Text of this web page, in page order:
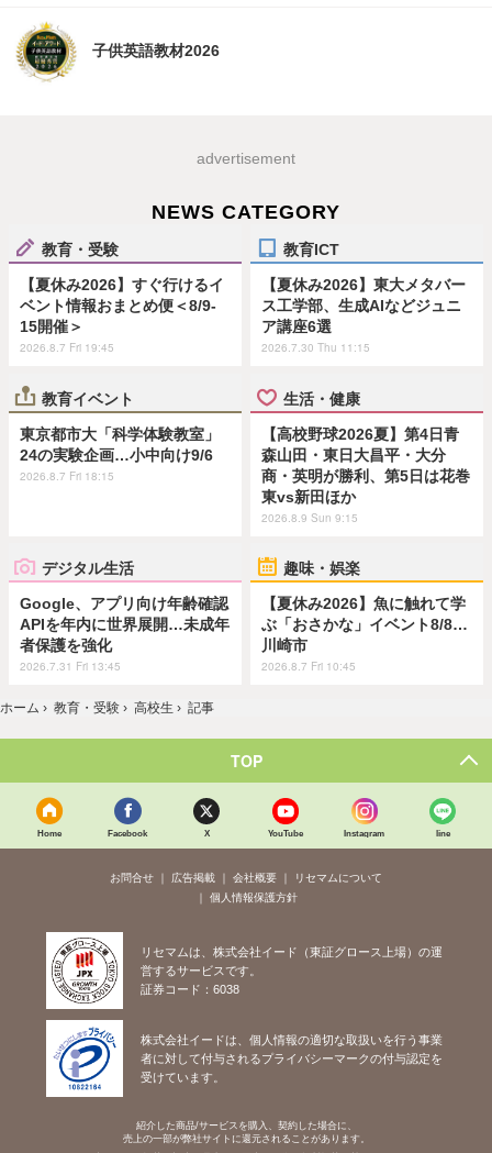
子供英語教材2026
advertisement
NEWS CATEGORY
教育・受験
【夏休み2026】すぐ行けるイ
ベント情報おまとめ便＜8/9-
15開催＞
2026.8.7 Fri 19:45
教育ICT
【夏休み2026】東大メタバー
ス工学部、生成AIなどジュニ
ア講座6選
2026.7.30 Thu 11:15
教育イベント
東京都市大「科学体験教室」
24の実験企画…小中向け9/6
2026.8.7 Fri 18:15
生活・健康
【高校野球2026夏】第4日青
森山田・東日大昌平・大分
商・英明が勝利、第5日は花巻
東vs新田ほか
2026.8.9 Sun 9:15
デジタル生活
Google、アプリ向け年齢確認
APIを年内に世界展開…未成年
者保護を強化
2026.7.31 Fri 13:45
趣味・娯楽
【夏休み2026】魚に触れて学
ぶ「おさかな」イベント8/8…
川崎市
2026.8.7 Fri 10:45
ホーム › 教育・受験 › 高校生 › 記事
TOP
Home Facebook X YouTube Instagram line
お問合せ 広告掲載 会社概要
リセマムについて
個人情報保護方針
リセマムは、株式会社イード（東証グロース上場）の運
営するサービスです。
証券コード：6038
株式会社イードは、個人情報の適切な取扱いを行う事業
者に対して付与されるプライバシーマークの付与認定を
受けています。
紹介した商品/サービスを購入、契約した場合に、
売上の一部が弊社サイトに還元されることがあります。